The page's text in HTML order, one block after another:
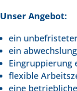
Unser Angebot:
ein
ein
Eingruppierung
flexible
eine